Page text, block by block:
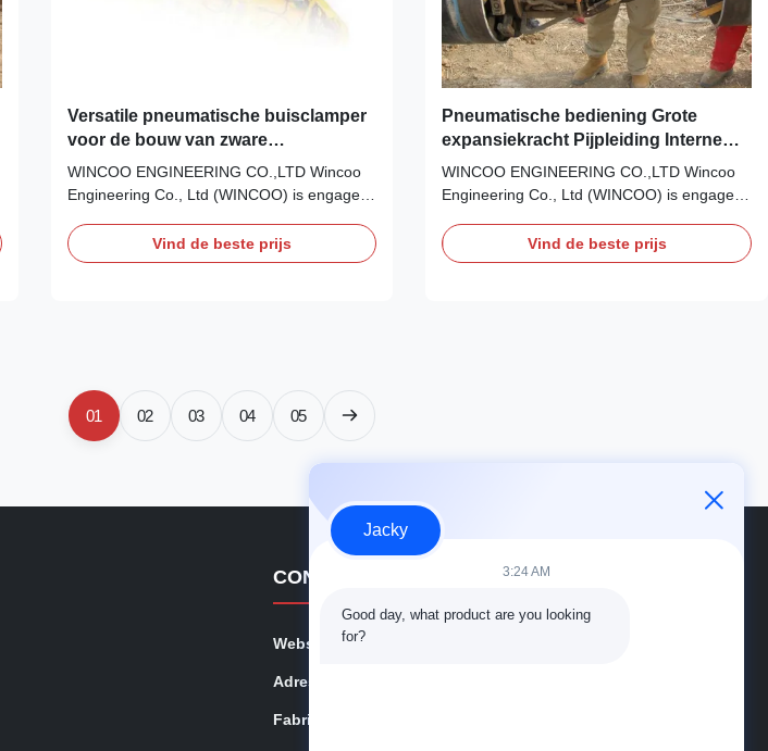
Versatile pneumatische buisclamper
voor de bouw van zware
pijpleidingen
WINCOO ENGINEERING CO.,LTD Wincoo
Engineering Co., Ltd (WINCOO) is engaged
solutions/equipment for client, fabricators,
EPC/C companies on pipe fabrication, tank
Vind de beste prijs
Pneumatische bediening Grote
expansiekracht Pijpleiding Interne
klemmachine
WINCOO ENGINEERING CO.,LTD Wincoo
Engineering Co., Ltd (WINCOO) is engaged
solutions/equipment for client, fabricators,
EPC/C companies on pipe fabrication, tank
Vind de beste prijs
01 02 03 04 05
CONTACTGEGEVENS
Website:
Adres:
Fabriek:
Jacky
3:24 AM
Good day, what product are you looking
for?